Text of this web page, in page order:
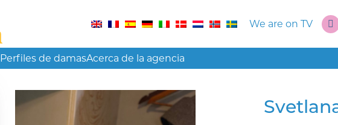
We are on TV
Perfiles de damasAcerca de la agencia